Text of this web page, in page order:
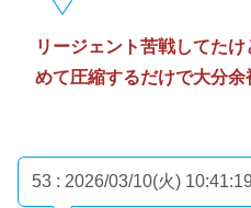
リージェント苦戦してた
めて圧縮するだけで大分余
53 : 2026/03/10(火)